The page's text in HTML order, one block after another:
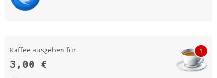
Kaffee ausgeben für:
3,00 €
1